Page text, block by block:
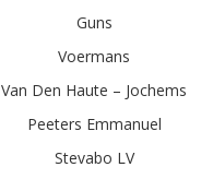
Guns
Voermans
Van Den Haute – Jochems
Peeters Emmanuel
Stevabo LV